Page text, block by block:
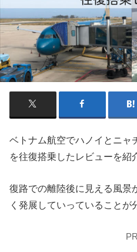
ベトナム航空でハノイとニャ
を往復搭乗したレビューを紹
復路での離陸後に見える風景
く発展していっていることが
PR